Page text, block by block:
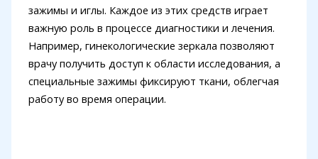
зажимы и иглы. Каждое из этих средств играет
важную роль в процессе диагностики и лечения.
Например, гинекологические зеркала позволяют
врачу получить доступ к области исследования, а
специальные зажимы фиксируют ткани, облегчая
работу во время операции.